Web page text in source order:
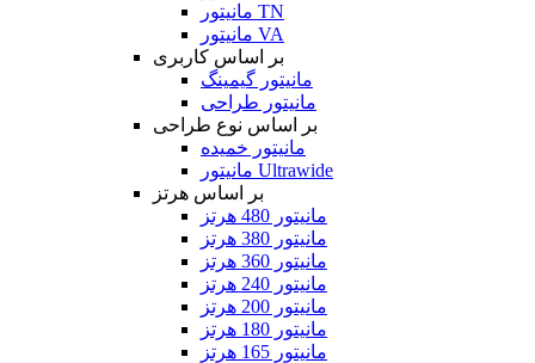
مانیتور TN
مانیتور VA
بر اساس کاربری
مانیتور گیمینگ
مانیتور طراحی
بر اساس نوع طراحی
مانیتور خمیده
مانیتور Ultrawide
بر اساس هرتز
مانیتور 480 هرتز
مانیتور 380 هرتز
مانیتور 360 هرتز
مانیتور 240 هرتز
مانیتور 200 هرتز
مانیتور 180 هرتز
مانیتور 165 هرتز